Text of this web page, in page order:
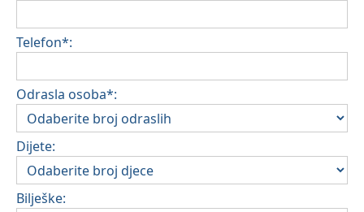
Telefon*:
Odrasla osoba*:
Dijete:
Bilješke: